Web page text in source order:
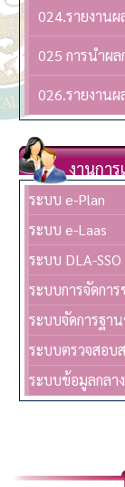
024.รายงาน
025 การนำผ
026.รายงาน
งานกา
ระบบ e-Plan
ระบบ e-Laas
ระบบ DLA-SSO
ระบบการจัดกา
ระบบจัดการฐา
ระบบตรวจสอบ
ระบบข้อมูลกลา